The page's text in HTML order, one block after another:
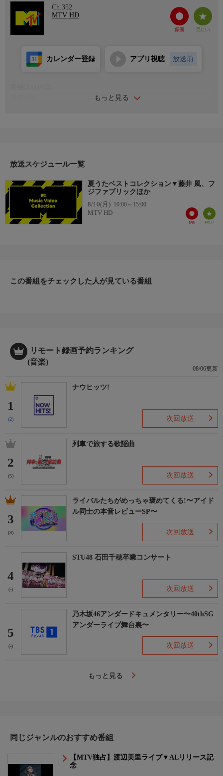
Ch.352
MTV HD
もっと見る
カレンダー登録 アプリ視聴 放送前
放送スケジュール一覧
夏うたベストコレクション▼藤井 風、フ
ジファブリックほか
8/10(月) 10:00～15:00
MTV HD
この番組をチェックした人が見ている番組
リモート録画予約ランキング
(音楽)
08/06更新
1
(2)
ナウヒッツ!
次回放送
2
(5)
列車で旅する歌謡曲
次回放送
3
(8)
ライバルたちがめっちゃ褒めてくる!〜アイド
ル同士の本音レビューSP〜
次回放送
4
(-)
STU48 石田千穂卒業コンサート
次回放送
5
(-)
乃木坂46アンダードキュメンタリー〜40thSG
アンダーライブ舞台裏〜
次回放送
もっと見る
同じジャンルのおすすめ番組
【MTV独占】渡辺美里ライブ▼ALリリース記
念